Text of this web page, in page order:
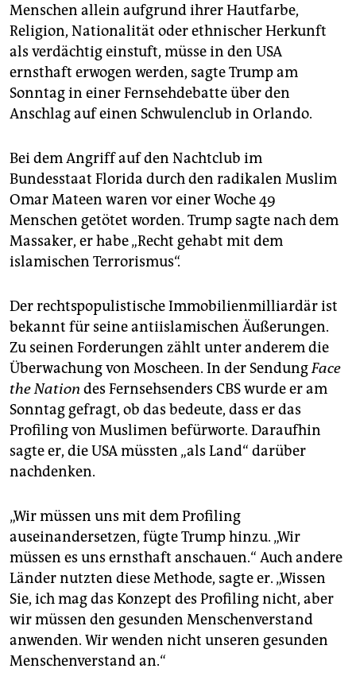
genossenschaft
epaper login
Menschen allein aufgrund ihrer Hautfarbe,
Religion, Nationalität oder ethnischer Herkunft
als verdächtig einstuft, müsse in den USA
ernsthaft erwogen werden, sagte Trump am
Sonntag in einer Fernsehdebatte über den
Anschlag auf einen Schwulenclub in Orlando.
Bei dem Angriff auf den Nachtclub im
Bundesstaat Florida durch den radikalen Muslim
Omar Mateen waren vor einer Woche 49
Menschen getötet worden. Trump sagte nach dem
Massaker, er habe „Recht gehabt mit dem
islamischen Terrorismus“.
Der rechtspopulistische Immobilienmilliardär ist
bekannt für seine antiislamischen Äußerungen.
Zu seinen Forderungen zählt unter anderem die
Überwachung von Moscheen. In der SendungFace
the Nation des Fernsehsenders CBS wurde er am
Sonntag gefragt, ob das bedeute, dass er das
Profiling von Muslimen befürworte. Daraufhin
sagte er, die USA müssten „als Land“ darüber
nachdenken.
„Wir müssen uns mit dem Profiling
auseinandersetzen, fügte Trump hinzu. „Wir
müssen es uns ernsthaft anschauen.“ Auch andere
Länder nutzten diese Methode, sagte er. „Wissen
Sie, ich mag das Konzept des Profiling nicht, aber
wir müssen den gesunden Menschenverstand
anwenden. Wir wenden nicht unseren gesunden
Menschenverstand an.“